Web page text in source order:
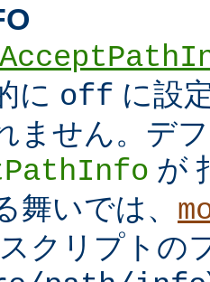
に off に設
ません。デ
が
舞いでは、
クリプトの